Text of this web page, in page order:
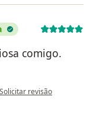
comigo.
na opinião do utilizador
Solicitar revisão